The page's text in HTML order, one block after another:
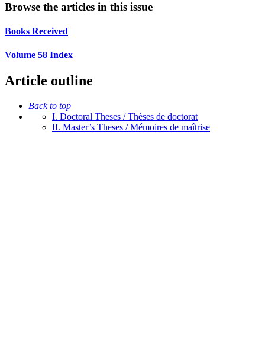
Browse the articles in this issue
Books Received
Volume 58 Index
Article outline
Back to top
I. Doctoral Theses / Thèses de doctorat
II. Master’s Theses / Mémoires de maîtrise